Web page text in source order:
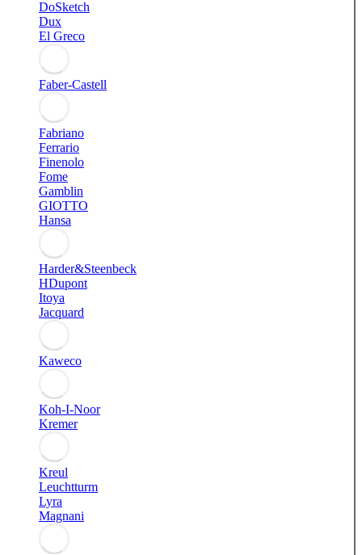
DoSketch
Dux
El Greco
Faber-Castell
Fabriano
Ferrario
Finenolo
Fome
Gamblin
GIOTTO
Hansa
Harder&Steenbeck
HDupont
Itoya
Jacquard
Kaweco
Koh-I-Noor
Kremer
Kreul
Leuchtturm
Lyra
Magnani